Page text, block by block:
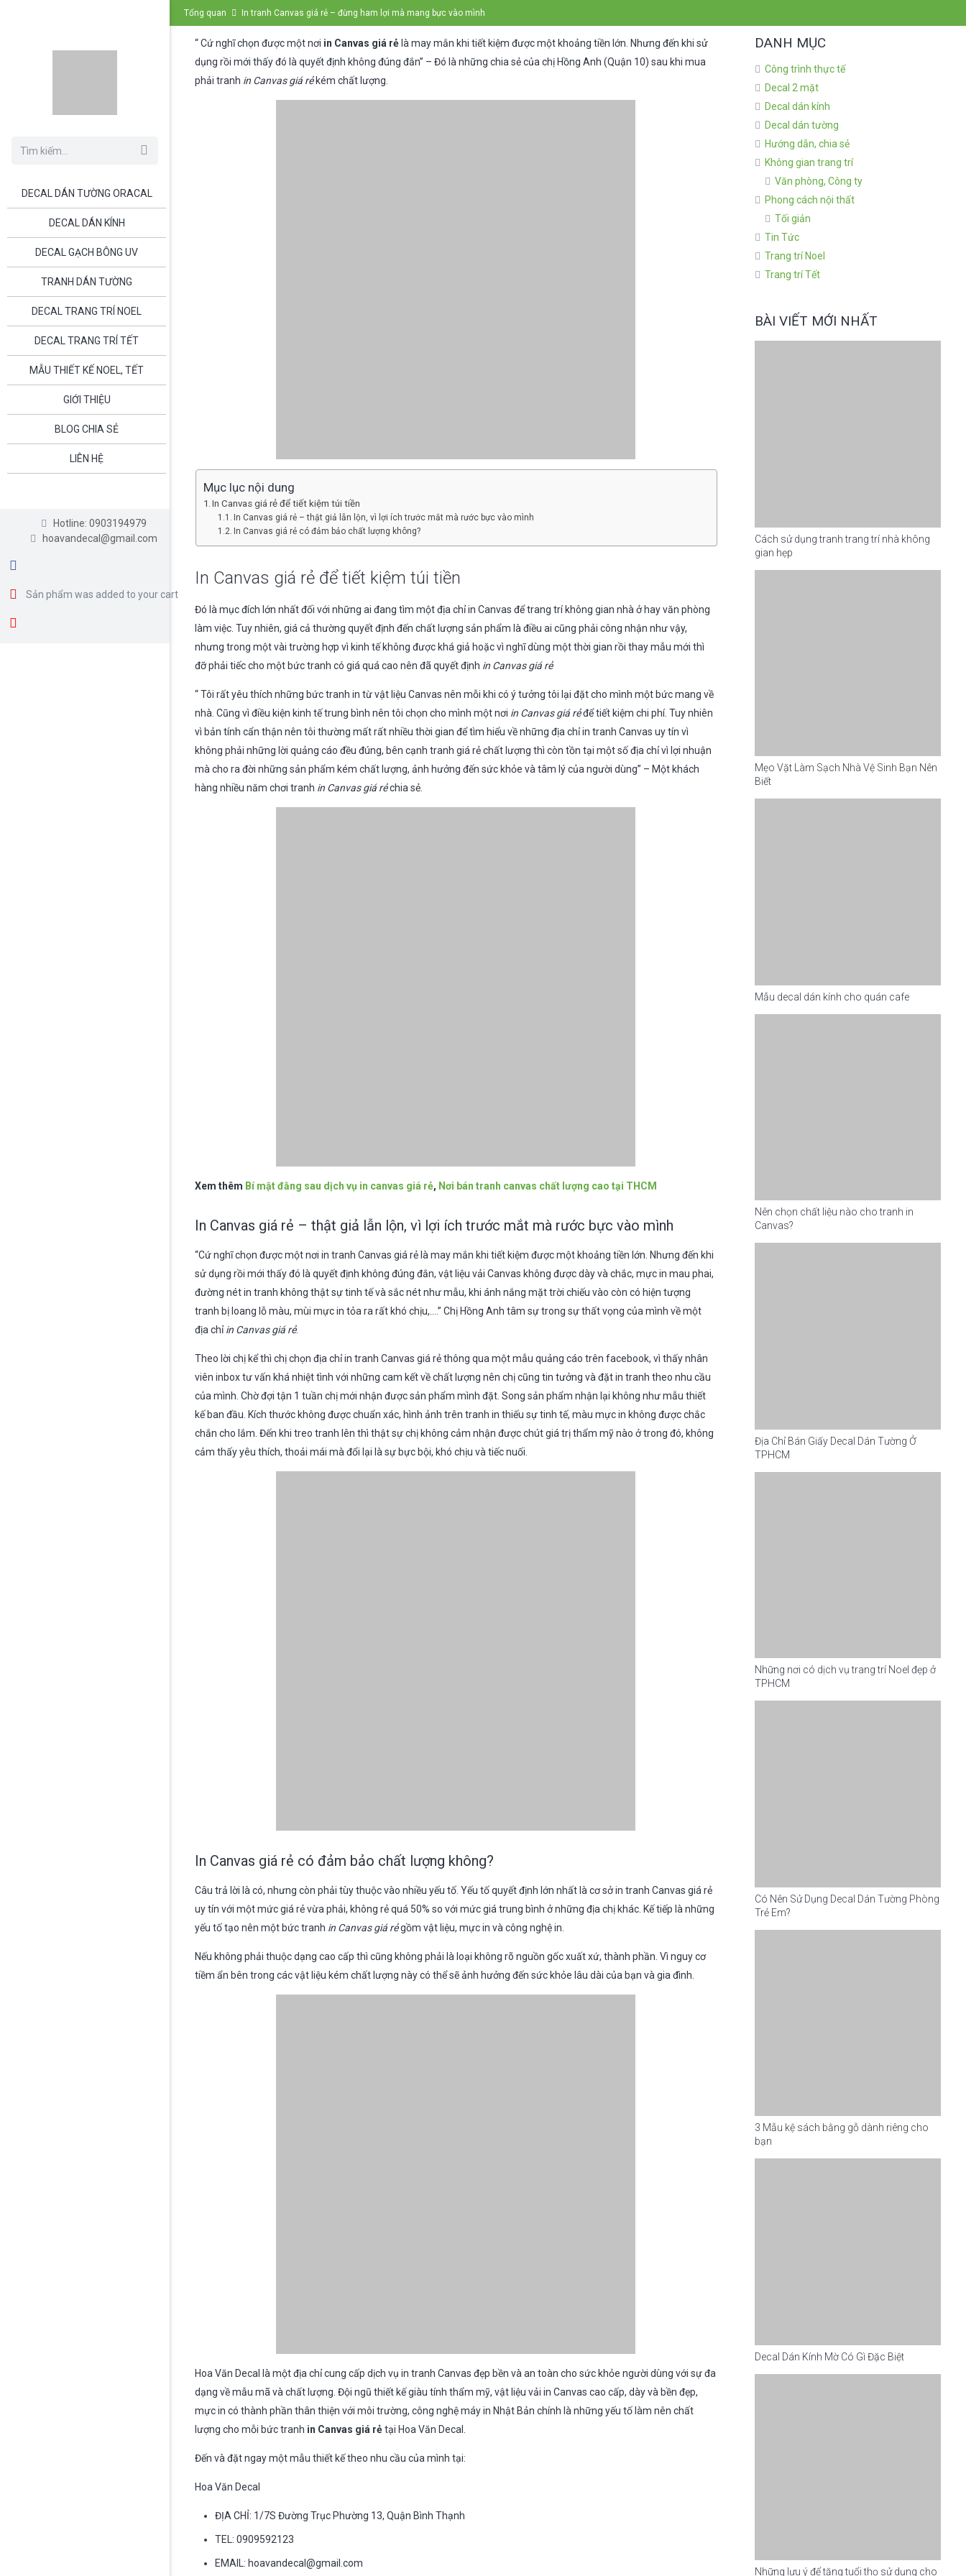
DECAL DÁN TƯỜNG ORACAL
DECAL DÁN KÍNH
DECAL GẠCH BÔNG UV
TRANH DÁN TƯỜNG
DECAL TRANG TRÍ NOEL
DECAL TRANG TRÍ TẾT
MẪU THIẾT KẾ NOEL, TẾT
GIỚI THIỆU
BLOG CHIA SẺ
LIÊN HỆ
Hotline: 0903194979
hoavandecal@gmail.com
Sản phẩm was added to your cart
Tổng quan In tranh Canvas giá rẻ – đừng ham lợi mà mang bực vào mình
“ Cứ nghĩ chọn được một nơi in Canvas giá rẻ là may mắn khi tiết kiệm được một khoảng tiền lớn. Nhưng đến khi sử
dụng rồi mới thấy đó là quyết định không đúng đắn” – Đó là những chia sẻ của chị Hồng Anh (Quận 10) sau khi mua
phải tranh in Canvas giá rẻkém chất lượng.
Mục lục nội dung
In Canvas giá rẻ để tiết kiệm túi tiền
In Canvas giá rẻ – thật giả lẫn lộn, vì lợi ích trước mắt mà rước bực vào mình
In Canvas giá rẻ có đảm bảo chất lượng không?
In Canvas giá rẻ để tiết kiệm túi tiền
Đó là mục đích lớn nhất đối với những ai đang tìm một địa chỉ in Canvas để trang trí không gian nhà ở hay văn phòng
làm việc. Tuy nhiên, giá cả thường quyết định đến chất lượng sản phẩm là điều ai cũng phải công nhận như vậy,
nhưng trong một vài trường hợp vì kinh tế không được khá giả hoặc vì nghĩ dùng một thời gian rồi thay mẫu mới thì
đỡ phải tiếc cho một bức tranh có giá quá cao nên đã quyết định in Canvas giá rẻ
“ Tôi rất yêu thích những bức tranh in từ vật liệu Canvas nên mỗi khi có ý tưởng tôi lại đặt cho mình một bức mang về
nhà. Cũng vì điều kiện kinh tế trung bình nên tôi chọn cho mình một nơi in Canvas giá rẻđể tiết kiệm chi phí. Tuy nhiên
vì bản tính cẩn thận nên tôi thường mất rất nhiều thời gian để tìm hiểu về những địa chỉ in tranh Canvas uy tín vì
không phải những lời quảng cáo đều đúng, bên cạnh tranh giá rẻ chất lượng thì còn tồn tại một số địa chỉ vì lợi nhuận
mà cho ra đời những sản phẩm kém chất lượng, ảnh hưởng đến sức khỏe và tâm lý của người dùng” – Một khách
hàng nhiều năm chơi tranh in Canvas giá rẻchia sẻ.
Xem thêm Bí mật đằng sau dịch vụ in canvas giá rẻ, Nơi bán tranh canvas chất lượng cao tại THCM
In Canvas giá rẻ – thật giả lẫn lộn, vì lợi ích trước mắt mà rước bực vào mình
“Cứ nghĩ chọn được một nơi in tranh Canvas giá rẻ là may mắn khi tiết kiệm được một khoảng tiền lớn. Nhưng đến khi
sử dụng rồi mới thấy đó là quyết định không đúng đắn, vật liệu vải Canvas không được dày và chắc, mực in mau phai,
đường nét in tranh không thật sự tinh tế và sắc nét như mẫu, khi ánh nắng mặt trời chiếu vào còn có hiện tượng
tranh bị loang lỗ màu, mùi mực in tỏa ra rất khó chịu,….” Chị Hồng Anh tâm sự trong sự thất vọng của mình về một
địa chỉin Canvas giá rẻ.
Theo lời chị kể thì chị chọn địa chỉ in tranh Canvas giá rẻ thông qua một mẫu quảng cáo trên facebook, vì thấy nhân
viên inbox tư vấn khá nhiệt tình với những cam kết về chất lượng nên chị cũng tin tưởng và đặt in tranh theo nhu cầu
của mình. Chờ đợi tận 1 tuần chị mới nhận được sản phẩm mình đặt. Song sản phẩm nhận lại không như mẫu thiết
kế ban đầu. Kích thước không được chuẩn xác, hình ảnh trên tranh in thiếu sự tinh tế, màu mực in không được chắc
chắn cho lắm. Đến khi treo tranh lên thì thật sự chị không cảm nhận được chút giá trị thẩm mỹ nào ở trong đó, không
cảm thấy yêu thích, thoải mái mà đổi lại là sự bực bội, khó chịu và tiếc nuối.
In Canvas giá rẻ có đảm bảo chất lượng không?
Câu trả lời là có, nhưng còn phải tùy thuộc vào nhiều yếu tố. Yếu tố quyết định lớn nhất là cơ sở in tranh Canvas giá rẻ
uy tín với một mức giá rẻ vừa phải, không rẻ quá 50% so với mức giá trung bình ở những địa chị khác. Kế tiếp là những
yếu tố tạo nên một bức tranh in Canvas giá rẻgồm vật liệu, mực in và công nghệ in.
Nếu không phải thuộc dạng cao cấp thì cũng không phải là loại không rõ nguồn gốc xuất xứ, thành phần. Vì nguy cơ
tiềm ẩn bên trong các vật liệu kém chất lượng này có thể sẽ ảnh hưởng đến sức khỏe lâu dài của bạn và gia đình.
Hoa Văn Decal là một địa chỉ cung cấp dịch vụ in tranh Canvas đẹp bền và an toàn cho sức khỏe người dùng với sự đa
dạng về mẫu mã và chất lượng. Đội ngũ thiết kế giàu tính thẩm mỹ, vật liệu vải in Canvas cao cấp, dày và bền đẹp,
mực in có thành phần thân thiện với môi trường, công nghệ máy in Nhật Bản chính là những yếu tố làm nên chất
lượng cho mỗi bức tranh in Canvas giá rẻtại Hoa Văn Decal.
Đến và đặt ngay một mẫu thiết kế theo nhu cầu của mình tại:
Hoa Văn Decal
ĐỊA CHỈ: 1/7S Đường Trục Phường 13, Quận Bình Thạnh
TEL: 0909592123
EMAIL: hoavandecal@gmail.com
DANH MỤC
Công trình thực tế
Decal 2 mặt
Decal dán kính
Decal dán tường
Hướng dẫn, chia sẻ
Không gian trang trí
Văn phòng, Công ty
Phong cách nội thất
Tối giản
Tin Tức
Trang trí Noel
Trang trí Tết
BÀI VIẾT MỚI NHẤT
Cách sử dụng tranh trang trí nhà không
gian hẹp
Mẹo Vặt Làm Sạch Nhà Vệ Sinh Bạn Nên
Biết
Mẫu decal dán kính cho quán cafe
Nên chọn chất liệu nào cho tranh in
Canvas?
Địa Chỉ Bán Giấy Decal Dán Tường Ở
TPHCM
Những nơi có dịch vụ trang trí Noel đẹp ở
TPHCM
Có Nên Sử Dụng Decal Dán Tường Phòng
Trẻ Em?
3 Mẫu kệ sách bằng gỗ dành riêng cho
bạn
Decal Dán Kính Mờ Có Gì Đặc Biệt
Những lưu ý để tăng tuổi thọ sử dụng cho